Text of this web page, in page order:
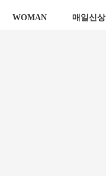
WOMAN 매일신상